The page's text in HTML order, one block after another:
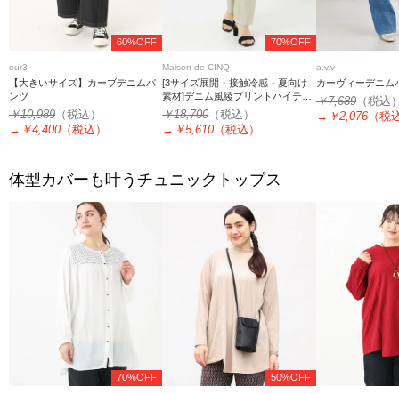
60%OFF
eur3
【大きいサイズ】カーブデニムパ
ンツ
￥10,989 （税込）
→ ￥4,400 （税込）
70%OFF
Maison de CINQ
[3サイズ展開・接触冷感・夏向け
素材]デニム風綾プリントハイテン
ションストレッチパンツ
￥18,700（税込）
→ ￥5,610 （税込）
a.v.v
カーヴィーデニム
￥7,689（税込
→ ￥2,076（税
体型カバーも叶うチュニックトップス
70%OFF 50%OFF